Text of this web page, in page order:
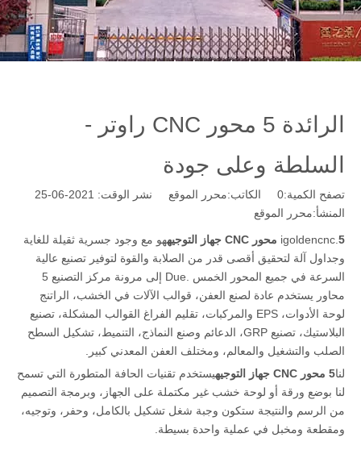
الرائدة 5 محور CNC راوتر -
السلطة وعلى جودة
تصفح الكمية:0
المنشأ:محرر الموقع
igoldencnc. 5 محور CNC جهاز التوجيه
هو مع وجود جسرية ثقيلة للغاية
وجداول آلة لتحقيق أقصى قدر من الصلابة والقوة لتوفير تصنيع عالية
السرعة في جميع المحور الخمس .Due إلى مرونة مركز التصنيع 5
محاور يستخدم عادة لصنع العفن، قوالب الآلات في الخشب، الراتنج
لوحة الأدوات، EPS والمركبات، تقليم الفراغ القوالب المشكلة، تصنيع
البلاستيك، تصنيع GRP، الدعائم وصنع النماذج، التنميط، تشكيل السطح
الصلب والتشغيل والمعالم، ومختلف العفن المعدني كبير.
لنا5 محور CNC جهاز التوجيه
يستخدم تقنيات الحافة المتطورة التي تسمح
لنا بوضع ورقة أو لوحة خشب غير مكتملة على الجهاز، وبرمجة التصميم
من الرسم والنتيجة ستكون وجبة شغل تشكيل بالكامل، وحفر، وتوجيه،
ومقطعة ومخبل في عملية واحدة بسيطة.